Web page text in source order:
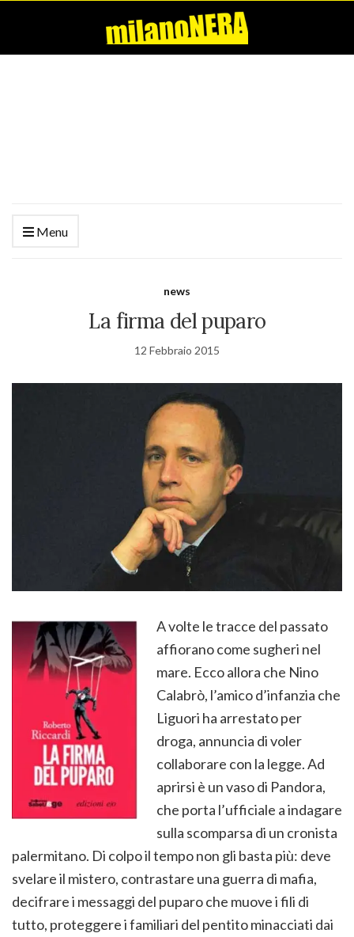
Menu
news
La firma del puparo
12 Febbraio 2015
A volte le tracce del passato
affiorano come sugheri nel
mare. Ecco allora che Nino
Calabrò, l’amico d’infanzia che
Liguori ha arrestato per
droga, annuncia di voler
collaborare con la legge. Ad
aprirsi è un vaso di Pandora,
che porta l’ufficiale a indagare
sulla scomparsa di un cronista
palermitano. Di colpo il tempo non gli basta più: deve
svelare il mistero, contrastare una guerra di mafia,
decifrare i messaggi del puparo che muove i fili di
tutto, proteggere i familiari del pentito minacciati dai